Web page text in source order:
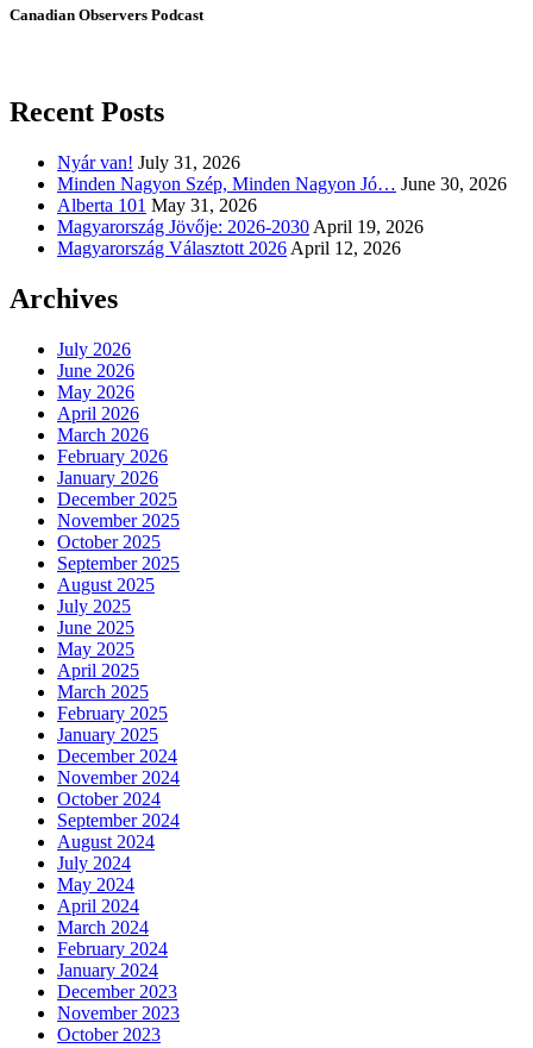
Canadian Observers Podcast
Recent Posts
Nyár van! July 31, 2026
Minden Nagyon Szép, Minden Nagyon Jó… June 30, 2026
Alberta 101 May 31, 2026
Magyarország Jövője: 2026-2030 April 19, 2026
Magyarország Választott 2026 April 12, 2026
Archives
July 2026
June 2026
May 2026
April 2026
March 2026
February 2026
January 2026
December 2025
November 2025
October 2025
September 2025
August 2025
July 2025
June 2025
May 2025
April 2025
March 2025
February 2025
January 2025
December 2024
November 2024
October 2024
September 2024
August 2024
July 2024
May 2024
April 2024
March 2024
February 2024
January 2024
December 2023
November 2023
October 2023